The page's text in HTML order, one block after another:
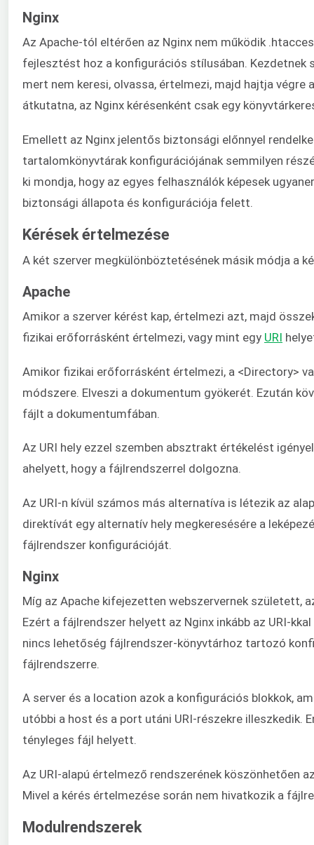
Nginx
Az Apache-tól eltérően az Nginx nem működik
fejlesztést hoz a konfigurációs stílusában. Kezdetnek
mert nem keresi, olvassa, értelmezi, majd hajtja
átkutatna, az Nginx kérésenként csak egy
Emellett az Nginx jelentős biztonsági előnnyel
tartalomkönyvtárak konfigurációjának semmilyen
ki mondja, hogy az egyes felhasználók képesek
biztonsági állapota és konfigurációja felett.
Kérések értelmezése
A két szerver megkülönböztetésének másik módja a
Apache
Amikor a szerver kérést kap, értelmezi azt, majd
fizikai erőforrásként értelmezi, vagy mint egy URI
Amikor fizikai erőforrásként értelmezi, a <Directory>
módszere. Elveszi a dokumentum gyökerét. Ezután
fájlt a dokumentumfában.
Az URI hely ezzel szemben absztrakt értékelést
ahelyett, hogy a fájlrendszerrel dolgozna.
Az URI-n kívül számos más alternatíva is létezik az
direktívát egy alternatív hely megkeresésére a
fájlrendszer konfigurációját.
Nginx
Míg az Apache kifejezetten webszervernek született,
Ezért a fájlrendszer helyett az Nginx inkább az URI-
nincs lehetőség fájlrendszer-könyvtárhoz tartozó
fájlrendszerre.
A server és a location azok a konfigurációs blokkok,
utóbbi a host és a port utáni URI-részekre illeszkedik.
tényleges fájl helyett.
Az URI-alapú értelmező rendszerének köszönhetően
Mivel a kérés értelmezése során nem hivatkozik a
Modulrendszerek